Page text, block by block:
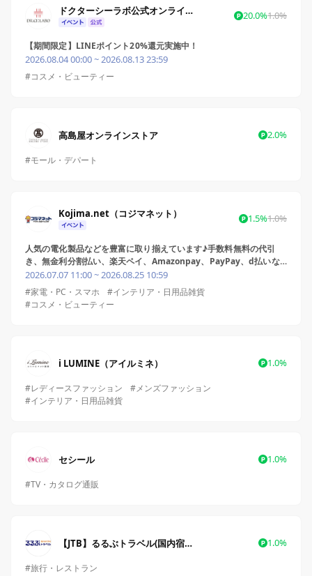
ドクターシーラボ公式オンラインショップ 20.0%1.0%
【期間限定】LINEポイント20%還元実施中！
2026.08.04 00:00 ~ 2026.08.13 23:59
#コスメ・ビューティー
高島屋オンラインストア 2.0%
#モール・デパート
Kojima.net（コジマネット） 1.5%1.0%
人気の電化製品などを豊富に取り揃えています♪手数料無料の代引
き、無金利分割払い、楽天ペイ、Amazonpay、PayPay、d払いな
どお支払いも便利に。アウトレットやお得なクーポンもございます。
2026.07.07 11:00 ~ 2026.08.25 10:59
#家電・PC・スマホ
#インテリア・日用品雑貨
#コスメ・ビューティー
i LUMINE（アイルミネ） 1.0%
#レディースファッション
#メンズファッション
#インテリア・日用品雑貨
セシール 1.0%
#TV・カタログ通販
【JTB】るるぶトラベル(国内宿泊予約) 1.0%
#旅行・レストラン